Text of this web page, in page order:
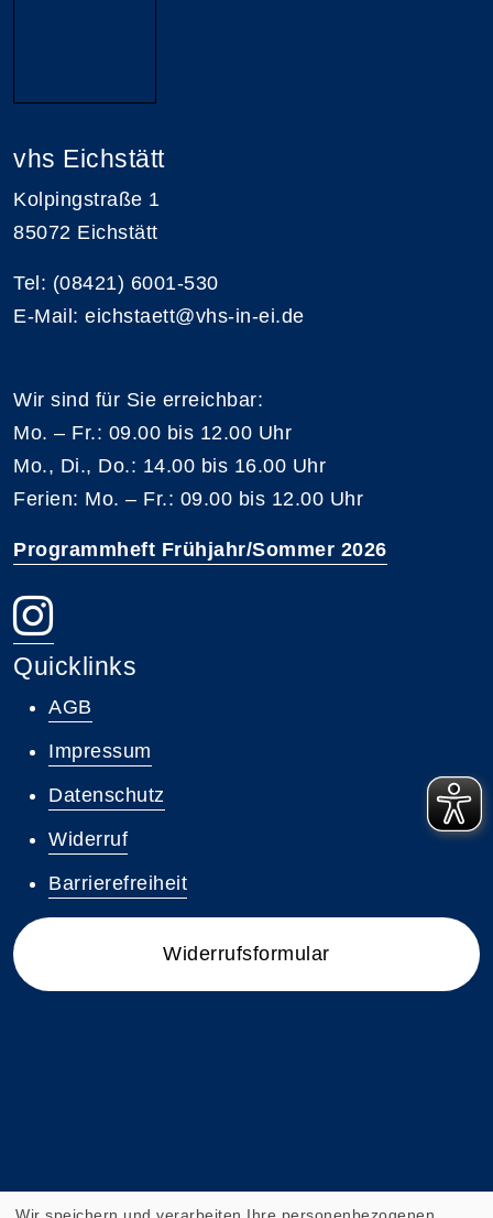
vhs Eichstätt
Kolpingstraße 1
85072 Eichstätt
Tel: (08421) 6001-530
E-Mail: eichstaett@vhs-in-ei.de
Wir sind für Sie erreichbar:
Mo. – Fr.: 09.00 bis 12.00 Uhr
Mo., Di., Do.: 14.00 bis 16.00 Uhr
Ferien: Mo. – Fr.: 09.00 bis 12.00 Uhr
Programmheft Frühjahr/Sommer 2026
Quicklinks
AGB
Impressum
Datenschutz
Widerruf
Barrierefreiheit
Widerrufsformular